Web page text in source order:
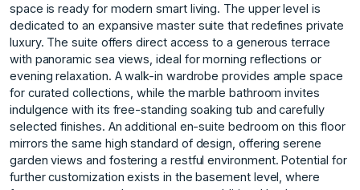
space is ready for modern smart living. The upper level is
dedicated to an expansive master suite that redefines private
luxury. The suite offers direct access to a generous terrace
with panoramic sea views, ideal for morning reflections or
evening relaxation. A walk-in wardrobe provides ample space
for curated collections, while the marble bathroom invites
indulgence with its free-standing soaking tub and carefully
selected finishes. An additional en-suite bedroom on this floor
mirrors the same high standard of design, offering serene
garden views and fostering a restful environment. Potential for
further customization exists in the basement level, where